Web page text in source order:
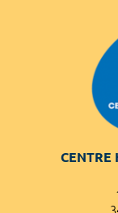
CENTRE